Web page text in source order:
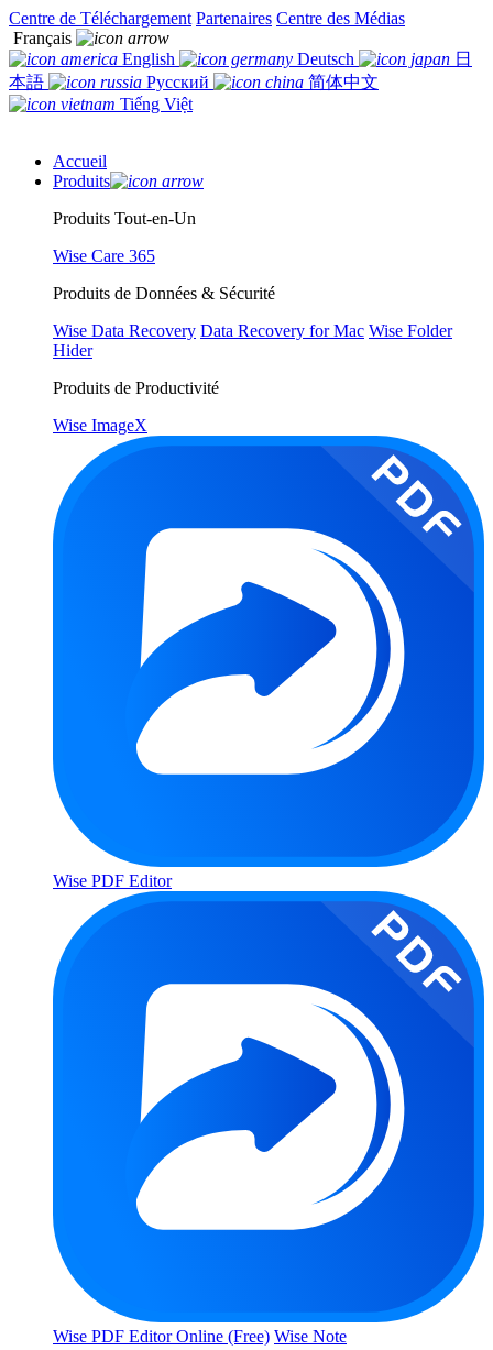
Centre de Téléchargement Partenaires Centre des Médias
Français
English
Deutsch
日
本語
Русский
简体中文
Tiếng Việt
Accueil
Produits
Produits Tout-en-Un
Wise Care 365
Produits de Données & Sécurité
Wise Data Recovery Data Recovery for Mac Wise Folder
Hider
Produits de Productivité
Wise ImageX
Wise PDF Editor
Wise PDF Editor Online (Free) Wise Note